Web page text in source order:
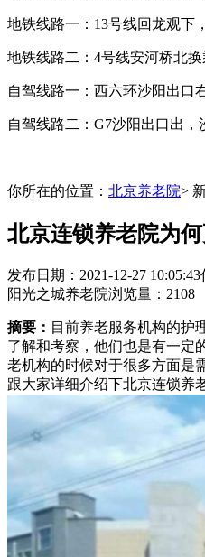
地铁线路一：13号线回龙观下
地铁线路二：4号线安河桥北
自驾线路一：西六环沙阳出口
自驾线路二：G7沙阳出口出
你所在的位置： 北京养老院>
北京连锁养老院为
发布日期：2021-12-27 10:05:43
阳光之城养老院浏览量：2108
摘要： 目前养老服务机构的护
了解和考察，他们也是有一定
老机构的时候对于很多方面是
跟大家详细介绍下北京连锁养